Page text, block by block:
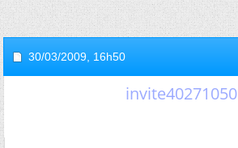
30/03/2009, 16h50
invite40271050